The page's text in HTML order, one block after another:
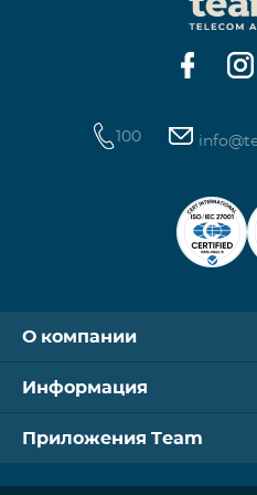
Контроллер Aqara Hub
100
О компании
Информация
Приложения Team